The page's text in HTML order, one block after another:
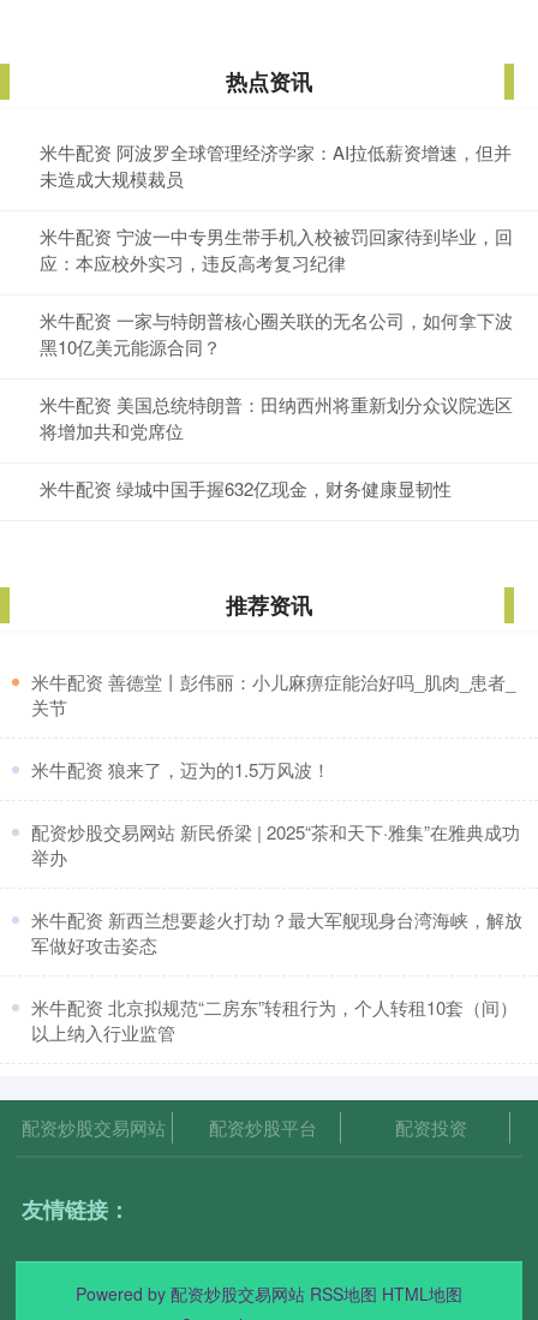
热点资讯
米牛配资 阿波罗全球管理经济学家：AI拉低薪资增速，但并
未造成大规模裁员
米牛配资 宁波一中专男生带手机入校被罚回家待到毕业，回
应：本应校外实习，违反高考复习纪律
米牛配资 一家与特朗普核心圈关联的无名公司，如何拿下波
黑10亿美元能源合同？
米牛配资 美国总统特朗普：田纳西州将重新划分众议院选区
将增加共和党席位
米牛配资 绿城中国手握632亿现金，财务健康显韧性
推荐资讯
​米牛配资 善德堂丨彭伟丽：小儿麻痹症能治好吗_肌肉_患者_
关节
​米牛配资 狼来了，迈为的1.5万风波！
​配资炒股交易网站 新民侨梁 | 2025“茶和天下·雅集”在雅典成功
举办
​米牛配资 新西兰想要趁火打劫？最大军舰现身台湾海峡，解放
军做好攻击姿态
​米牛配资 北京拟规范“二房东”转租行为，个人转租10套（间）
以上纳入行业监管
配资炒股交易网站 配资炒股平台 配资投资
友情链接：
Powered by 配资炒股交易网站 RSS地图 HTML地图